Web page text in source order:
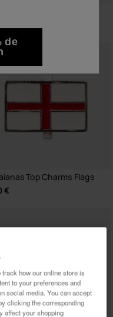
Top Charms Flags
Top Charms Flags
€
de
how our online store is
to your preferences and
social media. You can accept
clicking the corresponding
affect your shopping